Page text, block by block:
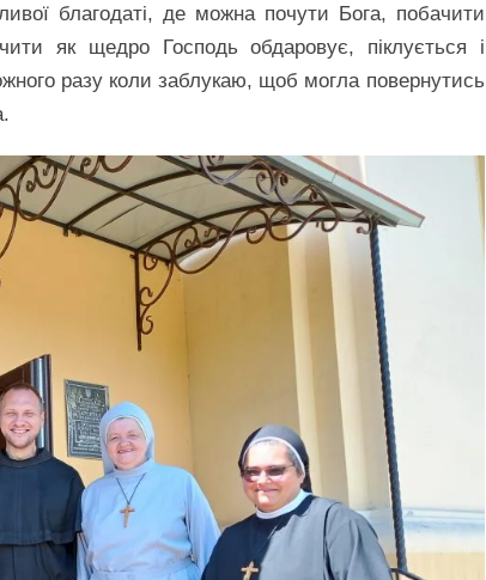
благодаті, де можна почути Бога, побачити
як щедро Господь обдаровує, піклується і
разу коли заблукаю, щоб могла повернутись